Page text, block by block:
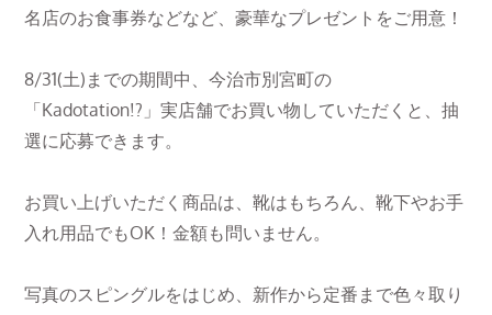
名店のお食事券などなど、豪華なプレゼントをご用意！
8/31(土)までの期間中、今治市別宮町の
「Kadotation!?」実店舗でお買い物していただくと、抽
選に応募できます。
お買い上げいただく商品は、靴はもちろん、靴下やお手
入れ用品でもOK！金額も問いません。
写真のスピングルをはじめ、新作から定番まで色々取り